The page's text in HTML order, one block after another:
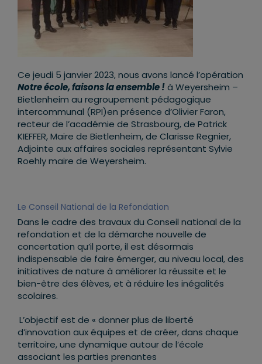
Ce jeudi 5 janvier 2023, nous avons lancé l’opération
Notre école, faisons la ensemble !à Weyersheim –
Bietlenheim au regroupement pédagogique
intercommunal (RPI)en présence d’Olivier Faron,
recteur de l’académie de Strasbourg, de Patrick
KIEFFER, Maire de Bietlenheim, de Clarisse Regnier,
Adjointe aux affaires sociales représentant Sylvie
Roehly maire de Weyersheim.
Le Conseil National de la Refondation
Dans le cadre des travaux du Conseil national de la
refondation et de la démarche nouvelle de
concertation qu’il porte, il est désormais
indispensable de faire émerger, au niveau local, des
initiatives de nature à améliorer la réussite et le
bien-être des élèves, et à réduire les inégalités
scolaires.
L’objectif est de « donner plus de liberté
d’innovation aux équipes et de créer, dans chaque
territoire, une dynamique autour de l’école
associant les parties prenantes